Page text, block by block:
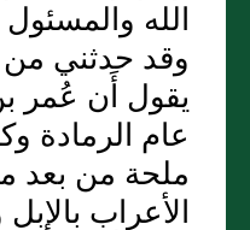
الله
وقد حدثني
يقول أَن عُمر
عام الرمادة
ملحة من بعد
الأعراب